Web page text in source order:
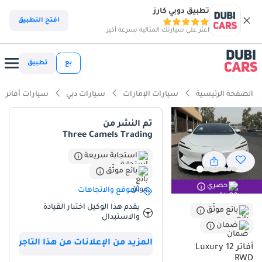
تطبيق دوبي كارز
اعثر على سيارتك المثالية بسرعة أكبر
افتح التطبيق
بع تطبيق
الصفحة الرئيسية سيارات الإمارات سيارات دبي سيارات أفاتر
حصري
بائع موثّق
ضمان
أفاتر 12 Luxury
RWD
تم النشر من
Three Camels Trading
استجابة سريعة
بائع موثّق
الموقع والاتجاهات
يقدم هذا الوكيل اختبار القيادة
والاستبدال
المزيد من الإعلانات من هذا التاجر
ذكاء دوبي كارز
ذكاء دوبيكارز
أحدث معايير أنظمة مساعدة السائق المتقدمة (ADAS)
أقل تكلفة تشغيل في فئتها
معيار نظام الصوت من الدرجة الأولى
ملخص
يُتيح طراز 2025 فرصةً نادرةً لامتلاك واحدة من أكثر السيارات تطورًا
المتوفرة حاليًا في سوق دول مجلس التعاون الخليجي، إذ تتميز بنظام دفع
هجين متطور يُوازن بين الأداء والكفاءة على أكمل وجه. وباعتبارها سيارةً
جديدةً كليًا، فإنّ انخفاض عدد الكيلومترات المقطوعة بها، مقارنةً بمتوسط